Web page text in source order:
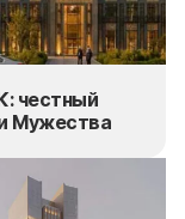
честный
Мужества